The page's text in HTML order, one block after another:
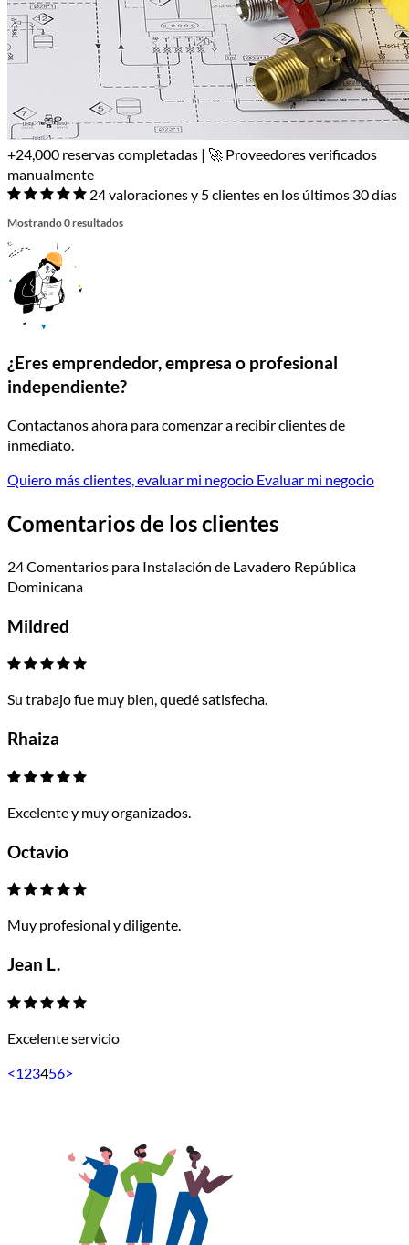
+24,000 reservas completadas | 🚀 Proveedores verificados
manualmente
24 valoraciones y 5 clientes en los últimos 30 días
Mostrando 0 resultados
¿Eres emprendedor, empresa o profesional
independiente?
Contactanos ahora para comenzar a recibir clientes de
inmediato.
Quiero más clientes, evaluar mi negocio Evaluar mi negocio
Comentarios de los clientes
24 Comentarios para Instalación de Lavadero República
Dominicana
Mildred
Su trabajo fue muy bien, quedé satisfecha.
Rhaiza
Excelente y muy organizados.
Octavio
Muy profesional y diligente.
Jean L.
Excelente servicio
<123456>